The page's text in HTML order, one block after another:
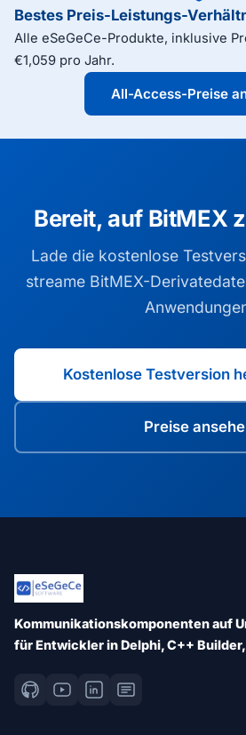
Bestes Preis-Leistungs-
Alle eSeGeCe-Produkte, inklusive
€1,059 pro Jahr.
All-Access-Preise
Bereit, auf BitMEX
Lade die kostenlose
streame BitMEX-
Kostenlose Testversion
Preise
Kommunikationskomponenten auf
für Entwickler in Delphi, C++ Builder,